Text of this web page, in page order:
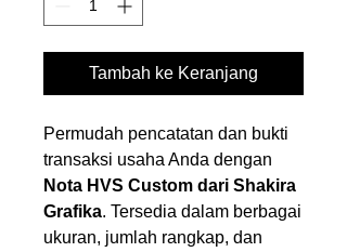
Tambah ke Keranjang
Permudah pencatatan dan bukti
transaksi usaha Anda dengan
Nota HVS Custom dari Shakira
Grafika. Tersedia dalam berbagai
ukuran, jumlah rangkap, dan